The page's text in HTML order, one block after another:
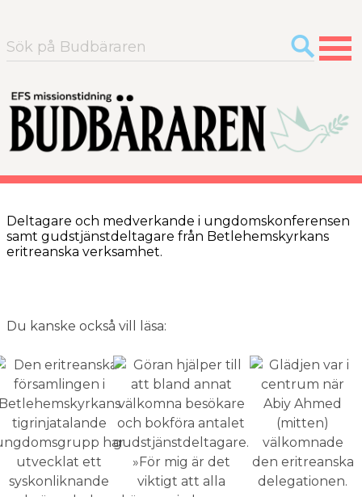
Sök
efter:
Deltagare och medverkande i ungdomskonferensen
samt gudstjänstdeltagare från Betlehemskyrkans
eritreanska verksamhet.
Du kanske också vill läsa: